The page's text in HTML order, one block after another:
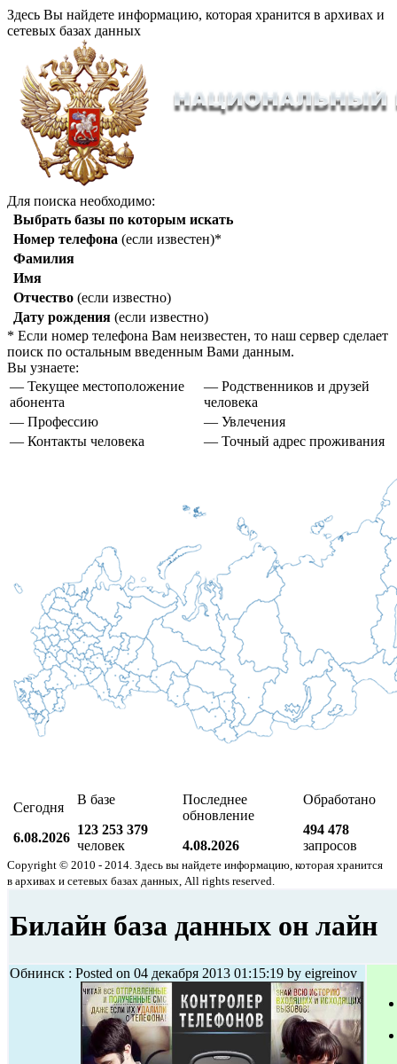
Здесь Вы найдете информацию, которая хранится в архивах и
сетевых базах данных
Для поиска необходимо:
Выбрать базы по которым искать
Номер телефона (если известен)*
Фамилия
Имя
Отчество (если известно)
Дату рождения (если известно)
* Если номер телефона Вам неизвестен, то наш сервер сделает
поиск по остальным введенным Вами данным.
Вы узнаете:
— Текущее местоположение
абонента
— Родственников и друзей
человека
— Профессию
— Увлечения
— Контакты человека
— Точный адрес проживания
Сегодня
6.08.2026
В базе
123 253 379
человек
Последнее
обновление
4.08.2026
Обработано
494 478
запросов
Copyright © 2010 - 2014. Здесь вы найдете информацию, которая хранится
в архивах и сетевых базах данных, All rights reserved.
Билайн база данных он лайн
Обнинск : Posted on 04 декабря 2013 01:15:19 by eigreinov